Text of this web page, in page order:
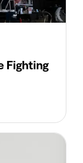
Fighting